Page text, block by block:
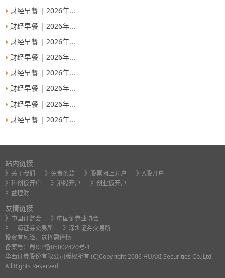
财经早餐 | 2026年...
财经早餐 | 2026年...
财经早餐 | 2026年...
财经早餐 | 2026年...
财经早餐 | 2026年...
财经早餐 | 2026年...
财经早餐 | 2026年...
财经早餐 | 2026年...
站内链接
》关于我们 》免责条款 》股票网上开户
》A股开户
》科创板开户
》港股开户
》创业板开户
》益理财
友情链接
》中国证监会
》中国证券业协会
》上海证券交易所
》深圳证券交易所
投资有风险，选择需谨慎
备案号： 蜀ICP备05002420号-1
华西证券股份有限公司版权所有 (C)Copyright 2006 HUAXI Securities Co.,Ltd.
All Rights Reserved